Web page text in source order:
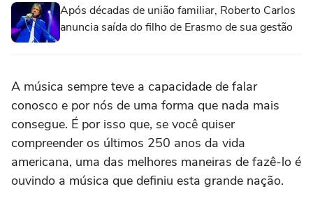
Após décadas de união familiar, Roberto Carlos
anuncia saída do filho de Erasmo de sua gestão
A música sempre teve a capacidade de falar
conosco e por nós de uma forma que nada mais
consegue. É por isso que, se você quiser
compreender os últimos 250 anos da vida
americana, uma das melhores maneiras de fazê-lo é
ouvindo a música que definiu esta grande nação.